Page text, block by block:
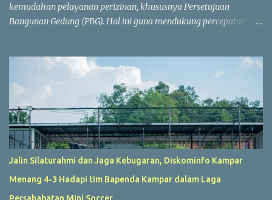
kemudahan pelayanan perizinan, khususnya Persetujuan
Bangunan Gedung (PBG). Hal ini guna mendukung percepatan
penerbitan PBG dilakukan secara daring saat ini. Penerbitan PBG
dapat diselesaikan dengan sangat cepat apabila seluruh
persyaratan telah dipenuhi. "Hari ini, jika seluruh persyaratan
sudah lengkap, penerbitan PBG bisa selesai dalam waktu sekitar
satu jam. Seluruh prosesnya sudah berbasis sistem online,"
ujarnya. Percepatan layanan tersebut tidak hanya berlaku untuk
rumah sederhana atau bangunan dengan konstruksi sederhana.
Tetapi, layanan ini juga berlaku untuk bangunan berskala besar
dan kompleks. Sebagai contoh, penerbitan PBG untuk
pembangunan sebuah sport center di Kecamatan Marpoyan
Jalin Silaturahmi dan Jaga Kebugaran, Diskominfo Kampar
Menang 4-3 Hadapi tim Bapenda Kampar dalam Laga
Persahabatan Mini Soccer